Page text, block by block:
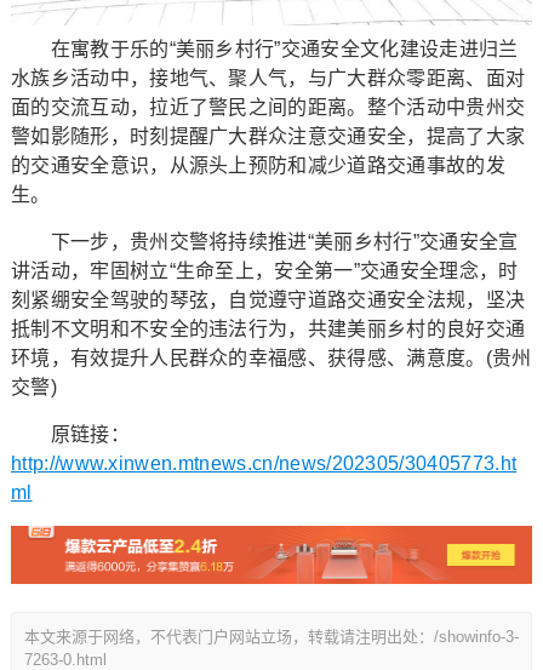
在寓教于乐的“美丽乡村行”交通安全文化建设走进归兰
水族乡活动中，接地气、聚人气，与广大群众零距离、面对
面的交流互动，拉近了警民之间的距离。整个活动中贵州交
警如影随形，时刻提醒广大群众注意交通安全，提高了大家
的交通安全意识，从源头上预防和减少道路交通事故的发
生。
下一步，贵州交警将持续推进“美丽乡村行”交通安全宣
讲活动，牢固树立“生命至上，安全第一”交通安全理念，时
刻紧绷安全驾驶的琴弦，自觉遵守道路交通安全法规，坚决
抵制不文明和不安全的违法行为，共建美丽乡村的良好交通
环境，有效提升人民群众的幸福感、获得感、满意度。(贵州
交警)
原链接：
http://www.xinwen.mtnews.cn/news/202305/30405773.ht
ml
本文来源于网络，不代表门户网站立场，转载请注明出处：/showinfo-3-
7263-0.html